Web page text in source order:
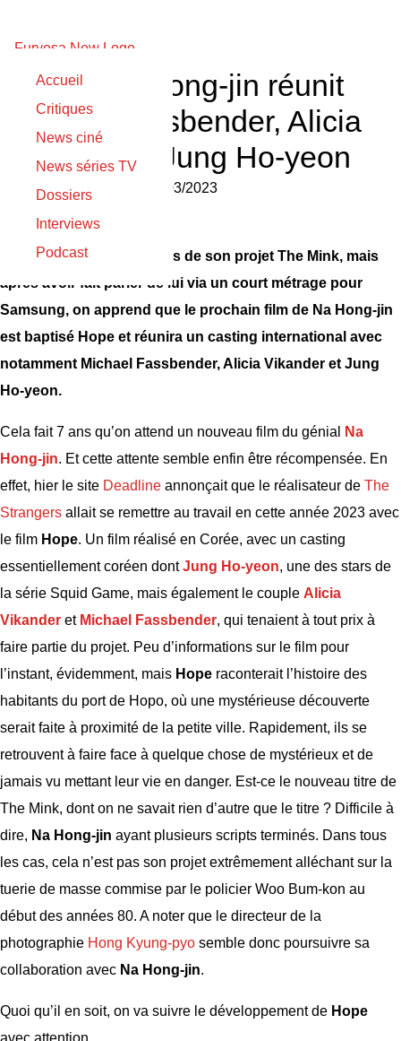
Accueil
Critiques
News ciné
News séries TV
Dossiers
Interviews
Podcast
Hope : Na Hong-jin réunit
Michael Fassbender, Alicia
Vikander et Jung Ho-yeon
Nicolas Gilli 30/03/2023
On attendait des nouvelles de son projet The Mink, mais
après avoir fait parler de lui via un court métrage pour
Samsung, on apprend que le prochain film de Na Hong-jin
est baptisé Hope et réunira un casting international avec
notamment Michael Fassbender, Alicia Vikander et Jung
Ho-yeon.
Cela fait 7 ans qu’on attend un nouveau film du génial
Na
Hong-jin. Et cette attente semble enfin être récompensée. En
effet, hier le site Deadline annonçait que le réalisateur de The
Strangers allait se remettre au travail en cette année 2023 avec
le film Hope. Un film réalisé en Corée, avec un casting
essentiellement coréen dontJung Ho-yeon, une des stars de
la série Squid Game, mais également le couple Alicia
Vikander et Michael Fassbender, qui tenaient à tout prix à
faire partie du projet. Peu d’informations sur le film pour
l’instant, évidemment, mais Hope raconterait l’histoire des
habitants du port de Hopo, où une mystérieuse découverte
serait faite à proximité de la petite ville. Rapidement, ils se
retrouvent à faire face à quelque chose de mystérieux et de
jamais vu mettant leur vie en danger. Est-ce le nouveau titre de
The Mink, dont on ne savait rien d’autre que le titre ? Difficile à
dire, Na Hong-jin ayant plusieurs scripts terminés. Dans tous
les cas, cela n’est pas son projet extrêmement alléchant sur la
tuerie de masse commise par le policier Woo Bum-kon au
début des années 80. A noter que le directeur de la
photographie Hong Kyung-pyo semble donc poursuivre sa
collaboration avec Na Hong-jin.
Quoi qu’il en soit, on va suivre le développement de Hope
avec attention.